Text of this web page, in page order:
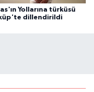
Yollarına türküsü
dillendirildi